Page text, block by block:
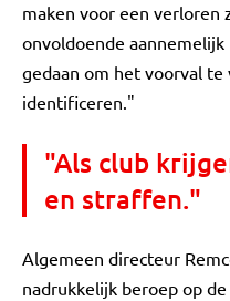
maken voor een verloren
onvoldoende aannemelijk
gedaan om het voorval
identificeren."
"Als club
en straffen."
Algemeen directeur
nadrukkelijk beroep op